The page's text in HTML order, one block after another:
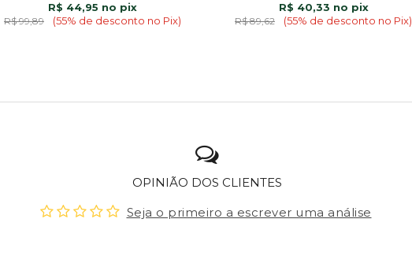
R$ 44,95
R$ 99,89 (55% de desconto no Pix)
R$ 40,33
R$ 89,62 (55% de desconto no Pix)
OPINIÃO DOS CLIENTES
Seja o primeiro a escrever uma análise